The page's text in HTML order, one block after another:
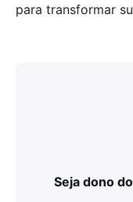
para transformar
Seja dono